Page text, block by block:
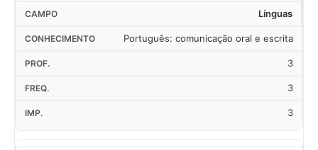
Línguas
Português: comunicação oral e escrita
3
3
3